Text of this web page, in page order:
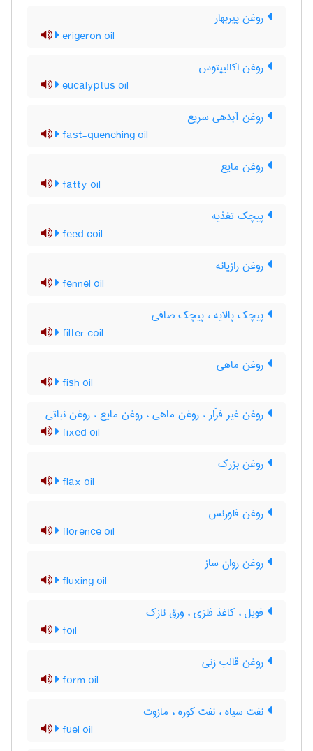
روغن پیربهار
erigeron oil
روغن اکالیپتوس
eucalyptus oil
روغن آبدهی سریع
fast-quenching oil
روغن مایع
fatty oil
پیچک تغذیه
feed coil
روغن رازیانه
fennel oil
پیچک پالایه ، پیچک صافی
filter coil
روغن ماهی
fish oil
روغن غیر فرّار ، روغن ماهی ، روغن مایع ، روغن نباتی
fixed oil
روغن بزرک
flax oil
روغن فلورنس
florence oil
روغن روان ساز
fluxing oil
فویل ، کاغذ فلزی ، ورق نازک
foil
روغن قالب زنی
form oil
نفت سیاه ، نفت کوره ، مازوت
fuel oil